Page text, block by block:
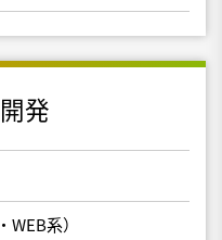
発
系）